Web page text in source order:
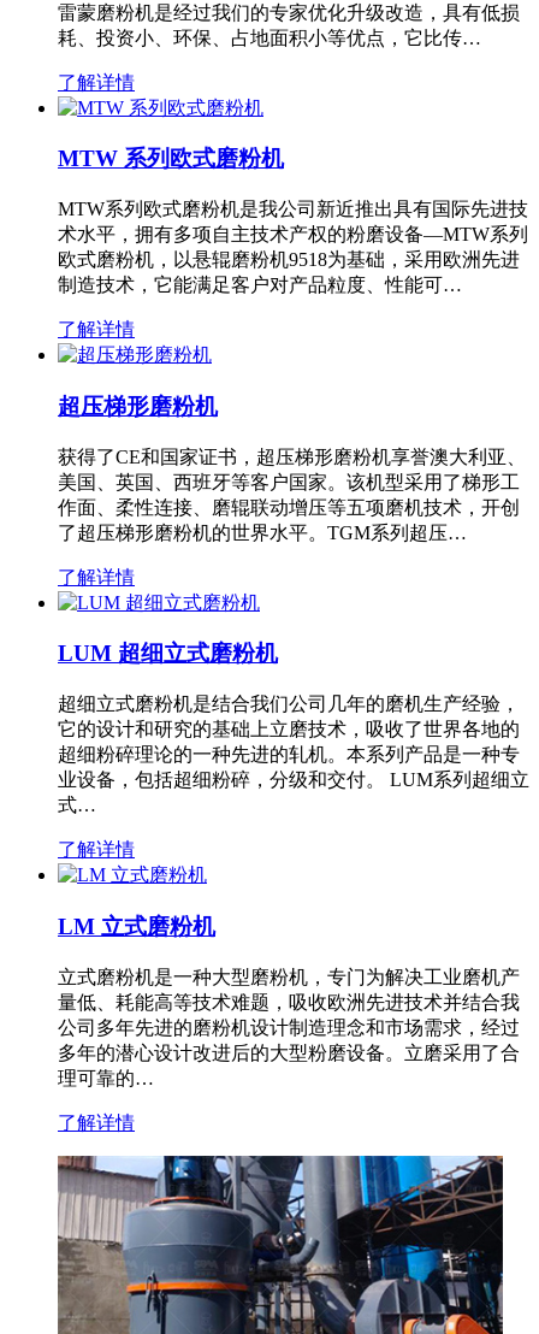
雷蒙磨粉机是经过我们的专家优化升级改造，具有低损
耗、投资小、环保、占地面积小等优点，它比传…
了解详情
MTW 系列欧式磨粉机
MTW系列欧式磨粉机是我公司新近推出具有国际先进技
术水平，拥有多项自主技术产权的粉磨设备—MTW系列
欧式磨粉机，以悬辊磨粉机9518为基础，采用欧洲先进
制造技术，它能满足客户对产品粒度、性能可…
了解详情
超压梯形磨粉机
获得了CE和国家证书，超压梯形磨粉机享誉澳大利亚、
美国、英国、西班牙等客户国家。该机型采用了梯形工
作面、柔性连接、磨辊联动增压等五项磨机技术，开创
了超压梯形磨粉机的世界水平。TGM系列超压…
了解详情
LUM 超细立式磨粉机
超细立式磨粉机是结合我们公司几年的磨机生产经验，
它的设计和研究的基础上立磨技术，吸收了世界各地的
超细粉碎理论的一种先进的轧机。本系列产品是一种专
业设备，包括超细粉碎，分级和交付。 LUM系列超细立
式…
了解详情
LM 立式磨粉机
立式磨粉机是一种大型磨粉机，专门为解决工业磨机产
量低、耗能高等技术难题，吸收欧洲先进技术并结合我
公司多年先进的磨粉机设计制造理念和市场需求，经过
多年的潜心设计改进后的大型粉磨设备。立磨采用了合
理可靠的…
了解详情